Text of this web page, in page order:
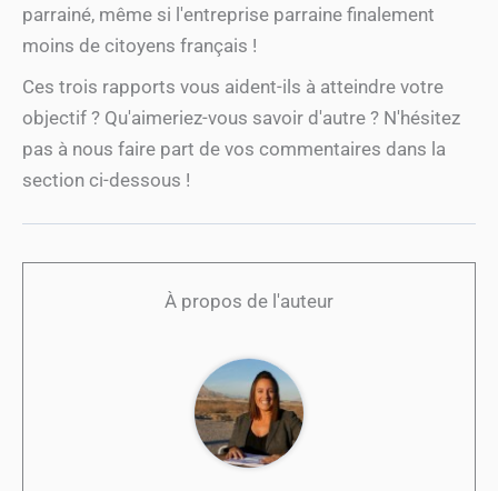
parrainé, même si l'entreprise parraine finalement
moins de citoyens français !
Ces trois rapports vous aident-ils à atteindre votre
objectif ? Qu'aimeriez-vous savoir d'autre ? N'hésitez
pas à nous faire part de vos commentaires dans la
section ci-dessous !
À propos de l'auteur